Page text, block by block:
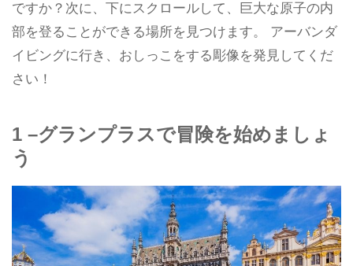
ですか？次に、下にスクロールして、巨大な原子の内
部を登ることができる場所を見つけます。 アーバンダ
イビングに行き、おしっこをする彫像を発見してくだ
さい！
1 –グランプラスで冒険を始めましょ
う